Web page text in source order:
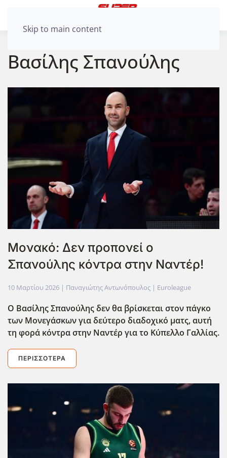
Skip to main content
Βασίλης Σπανούλης
Μονακό: Δεν προπονεί ο
Σπανούλης κόντρα στην Ναντέρ!
10 Μαρτίου 2026 | Παναγιώτης Αντωνόπουλος | Euroleague
Ο Βασίλης Σπανούλης δεν θα βρίσκεται στον πάγκο
των Μονεγάσκων για δεύτερο διαδοχικό ματς, αυτή
τη φορά κόντρα στην Ναντέρ για το Κύπελλο Γαλλίας.
ΠΕΡΙΣΣΌΤΕΡΑ